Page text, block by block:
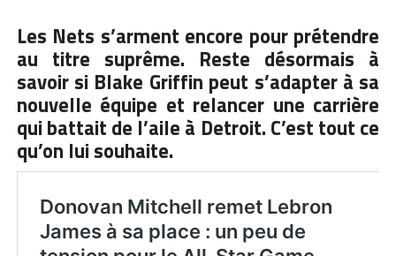
Les Nets s’arment encore pour prétendre
au titre suprême. Reste désormais à
savoir si Blake Griffin peut s’adapter à sa
nouvelle équipe et relancer une carrière
qui battait de l’aile à Detroit. C’est tout ce
qu’on lui souhaite.